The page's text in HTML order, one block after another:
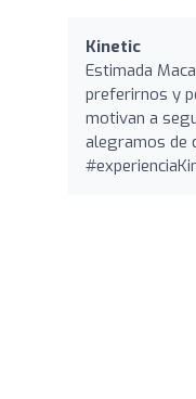
Kinetic
Estimada
preferirnos y
motivan a
alegramos de